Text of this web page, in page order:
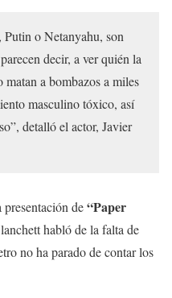
o Netanyahu, son
decir, a ver quién la
matan a bombazos a miles
masculino tóxico, así
detalló el actor, Javier
de“Paper
habló de la falta de
no ha parado de contar los